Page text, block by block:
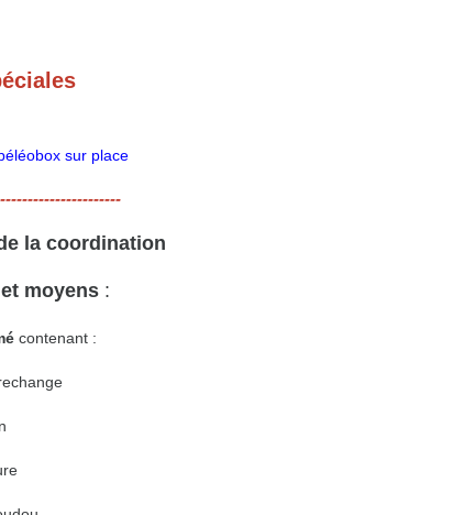
sur place
la coordination
moyens :
contenant :